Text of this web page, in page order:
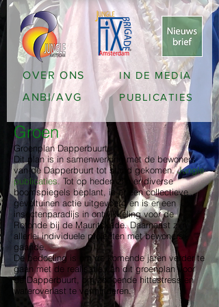
OVER ONS
IN DE MEDIA
ANBI/AVG
PUBLICATIES
Groen
Groenplan Dapperbuurt
Dit plan is in samenwerking met de bewoners
van de Dapperbuurt tot stand gekomen.Jungle
publicaties.Tot op heden zijn er diverse
boomspiegels beplant, is er een collectieve
geveltuinen actie uitgevoerd en is er een
insectenparadijs in ontwikkeling voor de
Rotonde bij de Mauritskade. Daarnaast zijn
allerlei individuele projecten met bewoners
gaande.
De bedoeling is om de komende jaren verder te
gaan met de realisatie van dit groenplan voor
de Dapperbuurt, om zodoende hittestress en
wateroverlast te verminderen.